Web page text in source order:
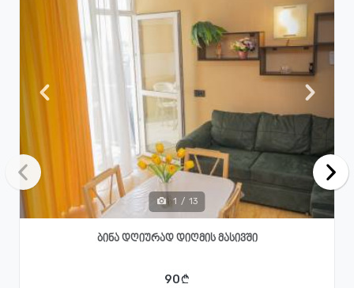
1 / 13
ბინა დღიურად დიღმის მასივში
90